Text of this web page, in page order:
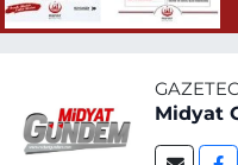
Midyat